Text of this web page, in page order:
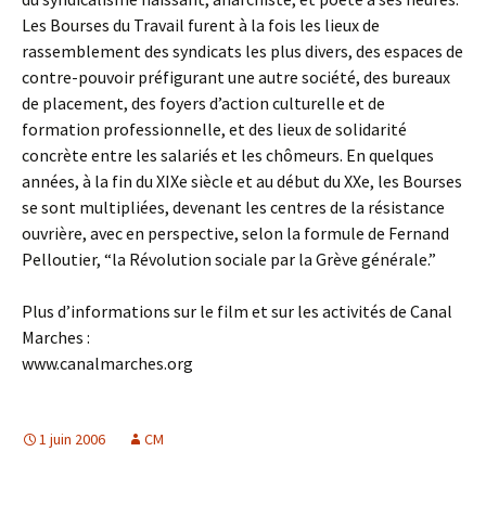
Les Bourses du Travail furent à la fois les lieux de
rassemblement des syndicats les plus divers, des espaces de
contre-pouvoir préfigurant une autre société, des bureaux
de placement, des foyers d’action culturelle et de
formation professionnelle, et des lieux de solidarité
concrète entre les salariés et les chômeurs. En quelques
années, à la fin du XIXe siècle et au début du XXe, les Bourses
se sont multipliées, devenant les centres de la résistance
ouvrière, avec en perspective, selon la formule de Fernand
Pelloutier, “la Révolution sociale par la Grève générale.”
Plus d’informations sur le film et sur les activités de Canal
Marches :
www.canalmarches.org
1 juin 2006 CM